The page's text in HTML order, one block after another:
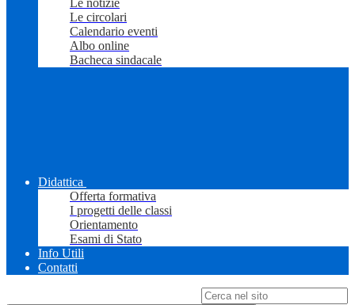
Le notizie
Le circolari
Calendario eventi
Albo online
Bacheca sindacale
Didattica
Offerta formativa
I progetti delle classi
Orientamento
Esami di Stato
Info Utili
Contatti